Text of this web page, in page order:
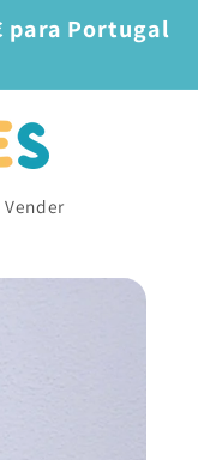
para Portugal
Vender